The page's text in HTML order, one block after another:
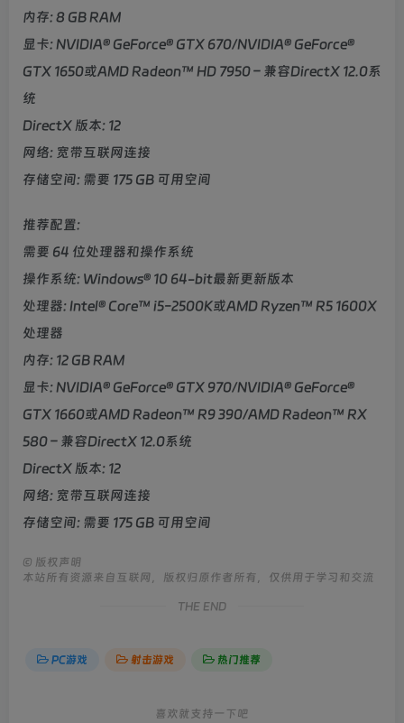
内存: 8 GB RAM
显卡: NVIDIA® GeForce® GTX 670/NVIDIA® GeForce®
GTX 1650或AMD Radeon™ HD 7950 – 兼容DirectX 12.0系
统
DirectX 版本: 12
网络: 宽带互联网连接
存储空间: 需要 175 GB 可用空间
推荐配置:
需要 64 位处理器和操作系统
操作系统: Windows® 10 64-bit最新更新版本
处理器: Intel® Core™ i5-2500K或AMD Ryzen™ R5 1600X
处理器
内存: 12 GB RAM
显卡: NVIDIA® GeForce® GTX 970/NVIDIA® GeForce®
GTX 1660或AMD Radeon™ R9 390/AMD Radeon™ RX
580 – 兼容DirectX 12.0系统
DirectX 版本: 12
网络: 宽带互联网连接
存储空间: 需要 175 GB 可用空间
© 版权声明
本站所有资源来自互联网，版权归原作者所有，仅供用于学习和交流
THE END
PC游戏 射击游戏 热门推荐
喜欢就支持一下吧